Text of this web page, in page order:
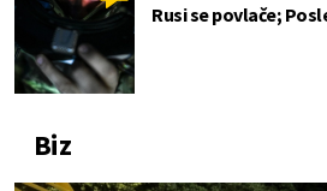
Rusi se povlače;
Biz